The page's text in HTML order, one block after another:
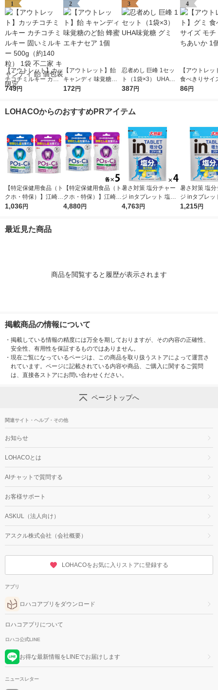
1
【アウトレット】カッ
チコチミルキー カチ
コチミルキー 固いミ
ンディ 飴 個包装 限定
749円
2
【アウトレット】飴
キャンディ 味覚糖の
ど飴 蜂蜜エキナセア
172円
3
忍者めし 巨峰 1セッ
ト（1袋×3） UHA味
覚糖 グミ
387円
4
【アウトレッ
食べきりサイ
ド とちあい
86円
LOHACOからのおすすめPRアイテム
【特定保健用食品（ト
クホ・特保）】江崎グ
リコ ポスカ 75g 2
初期むし歯対策ガム
1,036円
【特定保健用食品（ト
クホ・特保）】江崎グ
リコ ポスカ（POs-C
4,880円
暑さ対策 塩分チャー
ジ inタブレット 塩分
プラス 500g 1セット
4,763円
暑さ対策 塩分
ジ inタブレッ
プラス 500g
1,215円
最近見た商品
商品を閲覧すると履歴が表示されます
掲載商品の情報について
・ 掲載している情報の精度には万全を期しておりますが、その内容の正確性、
安全性、有用性を保証するものではありません。
・ 現在ご覧になっているページは、この商品を取り扱うストアによって運営さ
れています。ページに記載されている内容や商品、ご購入に関するご質問
は、直接各ストアにお問い合わせください。
ページトップへ
関連サイト・ヘルプ・その他
お知らせ
LOHACOとは
AIチャットで質問する
お客様サポート
ASKUL（法人向け）
アスクル株式会社（会社概要）
LOHACOをお気に入りストアに登録する
アプリ
ロハコアプリをダウンロード
ロハコアプリについて
ロハコ公式LINE
お得な最新情報をLINEでお届けします
ニュースレター